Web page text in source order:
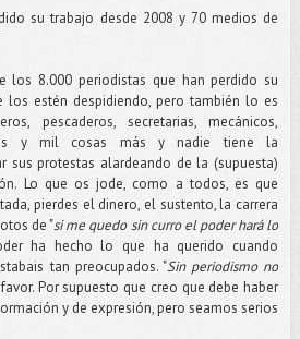
su trabajo desde 2008 y 70 medios de
los 8.000 periodistas que han perdido su
los estén despidiendo, pero también lo es
pescaderos, secretarias, mecánicos,
y mil cosas más y nadie tiene la
sus protestas alardeando de la (supuesta)
Lo que os jode, como a todos, es que
pierdes el dinero, el sustento, la carrera
de "si me quedo sin curro el poder hará lo
ha hecho lo que ha querido cuando
tan preocupados. "Sin periodismo no
Por supuesto que creo que debe haber
y de expresión, pero seamos serios